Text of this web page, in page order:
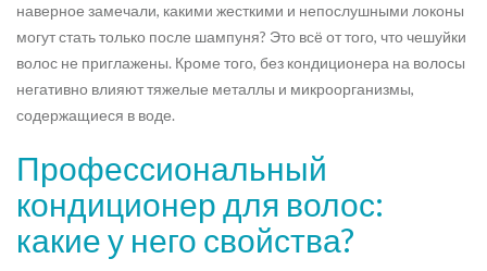
наверное замечали, какими жесткими и непослушными локоны
могут стать только после шампуня? Это всё от того, что чешуйки
волос не приглажены. Кроме того, без кондиционера на волосы
негативно влияют тяжелые металлы и микроорганизмы,
содержащиеся в воде.
Профессиональный
кондиционер для волос:
какие у него свойства?